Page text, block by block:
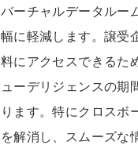
バーチャルデータルー
幅に軽減します。譲受
料にアクセスできるた
ューデリジェンスの期
ります。特にクロスボ
を解消し、スムーズな